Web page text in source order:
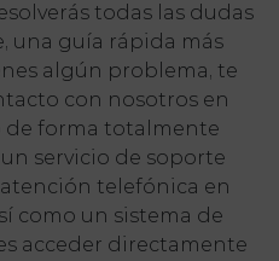
todas las dudas
una guía rápida más
algún problema, te
con nosotros en
forma totalmente
servicio de soporte
telefónica en
como un sistema de
acceder directamente